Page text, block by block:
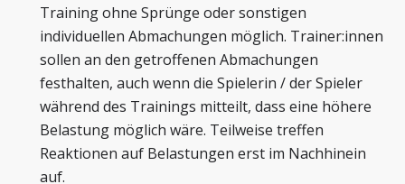
Training ohne Sprünge oder sonstigen
individuellen Abmachungen möglich. Trainer:innen
sollen an den getroffenen Abmachungen
festhalten, auch wenn die Spielerin / der Spieler
während des Trainings mitteilt, dass eine höhere
Belastung möglich wäre. Teilweise treffen
Reaktionen auf Belastungen erst im Nachhinein
auf.